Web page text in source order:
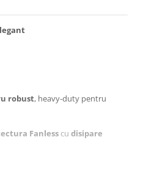
robust, heavy-duty pentru
Fanless cu disipare